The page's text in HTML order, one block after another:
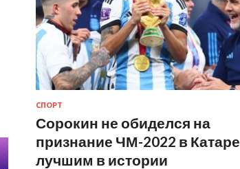
СПОРТ
Сорокин не обиделся на
признание ЧМ-2022 в Катаре
лучшим в истории